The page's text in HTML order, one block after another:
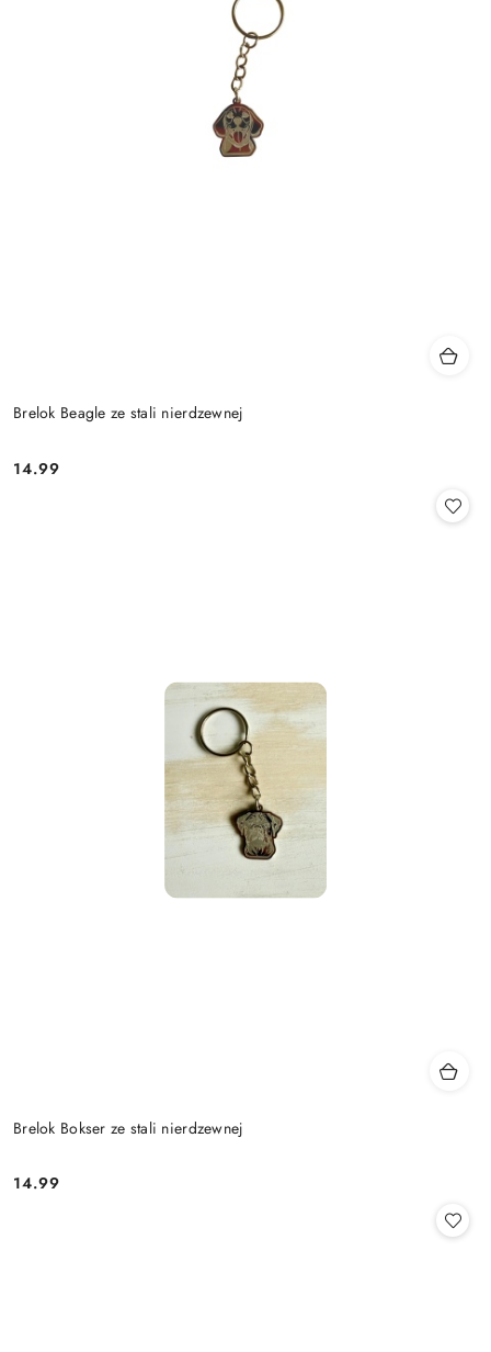
Brelok Beagle ze stali nierdzewnej
Cena:
14.99
Brelok Bokser ze stali nierdzewnej
Cena:
14.99